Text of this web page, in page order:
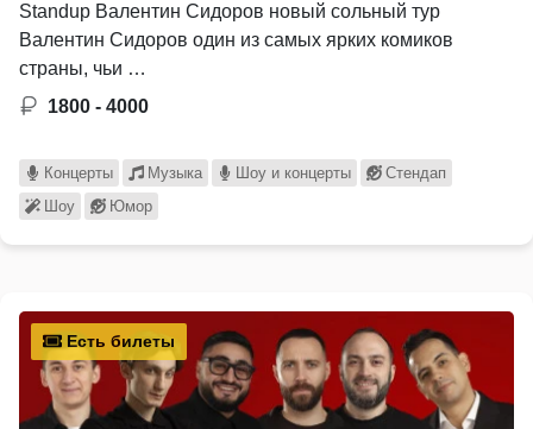
Standup Валентин Сидоров новый сольный тур
Валентин Сидоров один из самых ярких комиков
страны, чьи …
1800 - 4000
Концерты Музыка Шоу и концерты
Стендап
Шоу
Юмор
Есть билеты